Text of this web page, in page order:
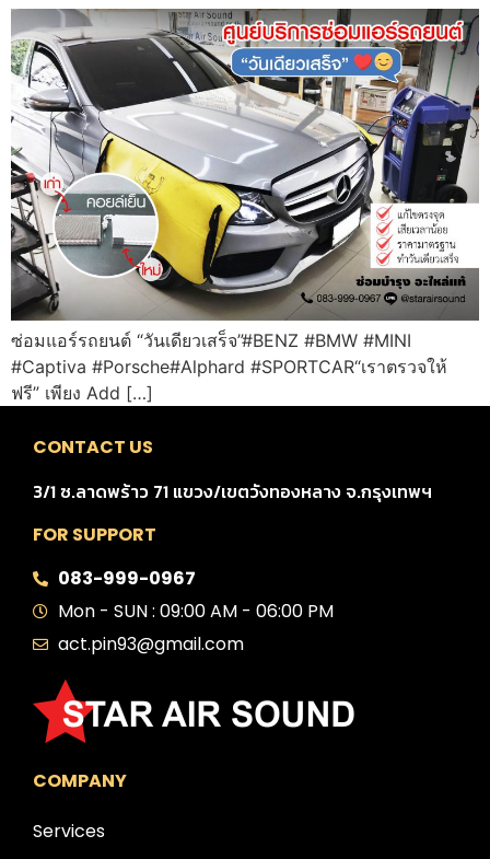
ซ่อมแอร์รถยนต์ “วันเดียวเสร็จ”#BENZ #BMW #MINI
#Captiva #Porsche#Alphard #SPORTCAR“เราตรวจให้
ฟรี” เพียง Add […]
CONTACT US
3/1 ซ.ลาดพร้าว 71 แขวง/เขตวังทองหลาง จ.กรุงเทพฯ
FOR SUPPORT
083-999-0967
Mon - SUN : 09:00 AM - 06:00 PM
act.pin93@gmail.com
COMPANY
Services